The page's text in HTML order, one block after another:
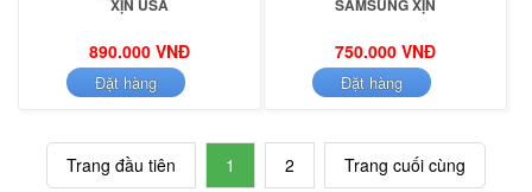
XỊN USA
890.000 VNĐ
Đặt hàng
SAMSUNG XỊN
750.000 VNĐ
Đặt hàng
Trang đầu tiên 1 2 Trang cuối cùng